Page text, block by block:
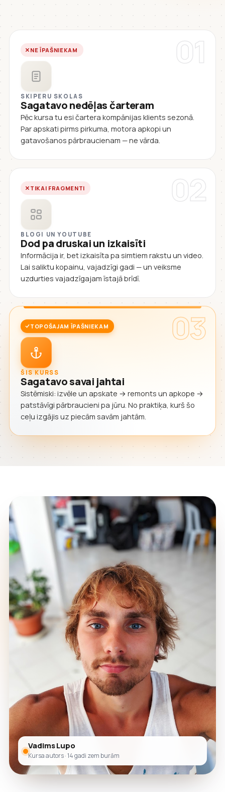
01
NE ĪPAŠNIEKAM
SKIPERU SKOLAS
Sagatavo nedēļas čarteram
Pēc kursa tu esi čartera kompānijas klients sezonā.
Par apskati pirms pirkuma, motora apkopi un
gatavošanos pārbraucienam — ne vārda.
02
TIKAI FRAGMENTI
BLOGI UN YOUTUBE
Dod pa druskai un izkaisīti
Informācija ir, bet izkaisīta pa simtiem rakstu un video.
Lai saliktu kopainu, vajadzīgi gadi — un veiksme
uzdurties vajadzīgajam īstajā brīdī.
03
TOPOŠAJAM ĪPAŠNIEKAM
ŠIS KURSS
Sagatavo savai jahtai
Sistēmiski: izvēle un apskate → remonts un apkope →
patstāvīgi pārbraucieni pa jūru. No praktiķa, kurš šo
ceļu izgājis uz piecām savām jahtām.
Vadims Lupo
Kursa autors · 14 gadi zem burām